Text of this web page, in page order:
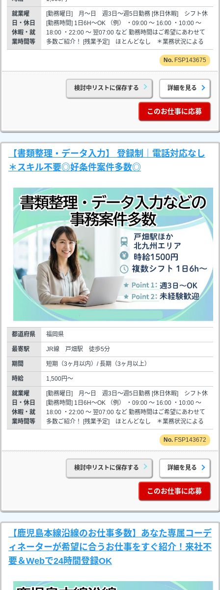
就業曜
日・休日
休暇・就
業時間等
[勤務曜日] 月～日 週3日～週5日勤務 [休日休暇] シフト休
[勤務時間] 1日6H～OK （例） ・09:00 ～ 16:00 ・10:00 ～
18:00 ・22:00 ～ 翌07:00 など 勤務時間はご希望にあわせて
多数ご紹介！ [残業予定] ほとんどなし ＊業務状況による
FSP143675
検討中リストに保存する 詳細を見る
このお仕事に応募
【書類整理・データ入力】 登録制｜電話対応なし
＊スキル不要◎好条件案件多数◎
都道府県 福岡県
最寄駅 JR線 戸畑駅 徒歩5分
期間 短期（3ヶ月以内）/ 長期（3ヶ月以上）
時給 1,500円～
就業曜
日・休日
休暇・就
業時間等
[勤務曜日] 月～日 週3日～週5日勤務 [休日休暇] シフト休
[勤務時間] 1日6H～OK （例） ・09:00 ～ 16:00 ・10:00 ～
18:00 ・22:00 ～ 翌07:00 など 勤務時間はご希望にあわせて
多数ご紹介！ [残業予定] ほとんどなし ＊業務状況による
FSP143672
検討中リストに保存する 詳細を見る
このお仕事に応募
【鹿児島本線沿線のお仕事多数】あなた専属コーデ
ィネーターが希望に合うお仕事をすぐ紹介！来社不
要＆Webで24時間登録OK